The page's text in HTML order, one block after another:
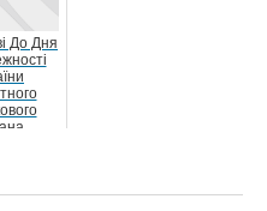
До Дня